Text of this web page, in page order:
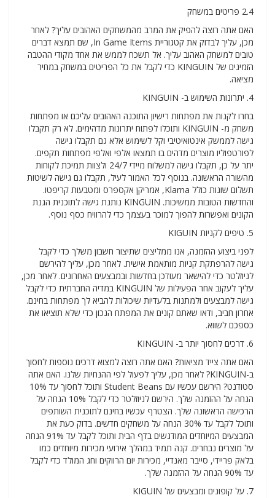
2.4 פריטים במשחק
האם אתה רוצה להפיק את המרב מהמשחקים האהובים עליך? לאחר
מכן, עליך לבדוק את קטגוריית In Game Items, שם תמצא דברים
טובים למשחק האהוב עליך. אל תשכח לממש את אחד מקודי ההטבה
הזמינים של KINGUIN כדי לקבל את כל הפריטים במשחק במחיר
מציאה.
4. יתרונות השימוש ב- KINGUIN
בחרו לקנות את מפתחות רישיון התוכנה האהובים עליכם או מפתחות
משחק מ- KINGUIN ותוכלו לפתוח יתרונות מדהימים. לא רק תקבלו
גישה לממשק אינטואיטיבי וקל לשימוש אלא גם תקבלו גישה
לפורטפוליו מוצרים מדהים בו תמצאו אלפי ואלפי מפתחות תקפים.
יתר על כן, תקבלו גישה למשלוח מיידי 24/7 ולצוות תמיכת לקוחות
מהשורה הראשונה. בנוסף לכל האמור לעיל, תקבלו גם גישה לשיטות
תשלום שונות כולל Klarna, אמריקן אקספרס ומטבעות קריפטו.
והחדשות הטובות ממשיכות. KINGUIN נותנת גישה לתוכנית הגנת
הקונים ואפשרות להפוך למוכר בעצמך כדי להרוויח כסף נוסף.
5. טיפים לקניות KIGUIN
לפני ביצוע ההזמנה, אנו ממליצים שתיצור חשבון משלך כדי לקבל
גישה להרפתקת קניות מותאמת אישית. לאחר מכן, עליך להירשם
לניוזלטר כדי להישאר מעודכן בחדשות ובמבצעים האחרונים. לאחר מכן,
עליך לעקוב אחר הפעילות של KINGUIN במדיה החברתית כדי לקבל
גישה למבצעים ולמתנות בלעדיות שיכולות להביא לך מפתחות בחינם.
אחרון חביב, ודאו שאתם קונים את המפתח הנכון כדי שלא תוציאו את
כספכם לשווא.
6. דרכים לחסוך יותר ב- KINGUIN
האם אתה צייד מציאות? האם אתה רוצה למצוא דרכים נוספות לחסוך
ב-KINGUIN? לאחר מכן, עליך לפעול לפי ההנחיות שלנו. האם אתה
סטודנט? הירשם עכשיו עם Student Beans ותוכל לחסוך עד 10%
הנחה על ההזמנה שלך. הירשם לניוזלטר כדי לקבל 10% הנחה על
הרכישה הראשונה שלך. הצטרף עכשיו בחינם לתוכנית השותפים
ותוכל לקבל עד 30% הנחה על משחקים חדשים. בדוק כעת את
המבצעים המיוחדים המודגשים בדף הבית ותוכל לקבל עד 91% הנחה
על מוצרים נבחרים. קנה תמיד במהלך אירועי מכירות מיוחדים כמו
בלאק פריידי, סייבר מאנדיי, מכירות יום הרווקים וחג המולד כדי לקבל
עד 90% הנחה על ההזמנה שלך.
7. על קופונים ומבצעים של KIGUIN